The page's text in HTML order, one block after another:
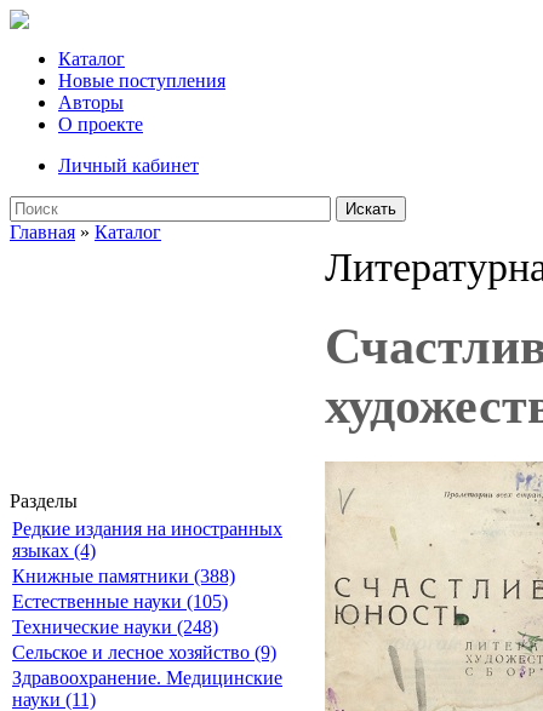
Каталог
Новые поступления
Авторы
О проекте
Личный кабинет
Искать
Главная » Каталог
Разделы
Редкие издания на иностранных
языках (4)
Книжные памятники (388)
Естественные науки (105)
Технические науки (248)
Сельское и лесное хозяйство (9)
Здравоохранение. Медицинские
науки (11)